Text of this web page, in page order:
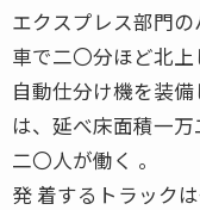
エクスプレス部門
車で二〇分ほど北上
自動仕分け機を装備
は、延べ床面積一
二〇人が働く 。
発 着するトラック